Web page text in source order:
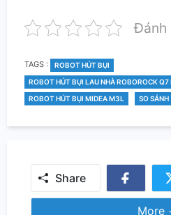
Đánh
TAGS : TAGS
ROBOT HÚT BỤI
ROBOT HÚT BỤI LAU NHÀ ROBOROCK Q7
ROBOT HÚT BỤI MIDEA M3L
SO SÁNH
Share
on
More